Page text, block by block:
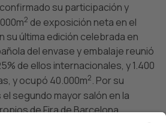
su participación y
2 de exposición neta en el
su última edición celebrada en
del envase y embalaje reunió
de ellos internacionales, y 1.400
y ocupó 40.000m2. Por su
segundo mayor salón en la
de Fira de Barcelona.